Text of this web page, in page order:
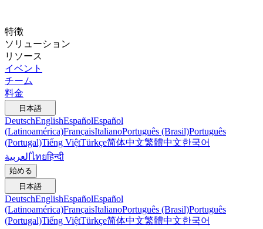
特徴
ソリューション
リソース
イベント
チーム
料金
日本語
DeutschEnglishEspañolEspañol
(Latinoamérica)FrançaisItalianoPortuguês (Brasil)Português
(Portugal)Tiếng ViệtTürkçe简体中文繁體中文한국어
العربيةไทยहिन्दी
始める
日本語
DeutschEnglishEspañolEspañol
(Latinoamérica)FrançaisItalianoPortuguês (Brasil)Português
(Portugal)Tiếng ViệtTürkçe简体中文繁體中文한국어